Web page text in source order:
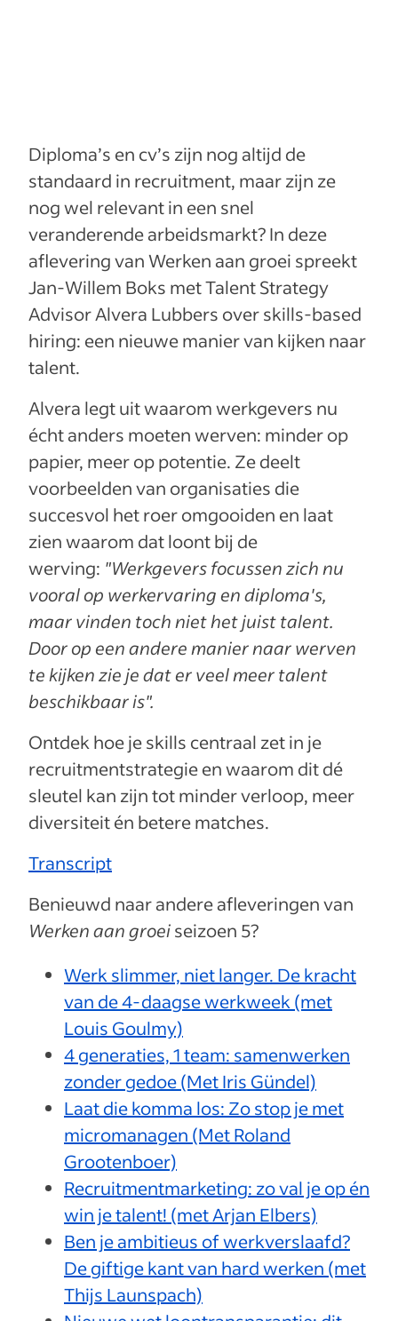
Diploma’s en cv’s zijn nog altijd de
standaard in recruitment, maar zijn ze
nog wel relevant in een snel
veranderende arbeidsmarkt? In deze
aflevering van Werken aan groei spreekt
Jan-Willem Boks met Talent Strategy
Advisor Alvera Lubbers over skills-based
hiring: een nieuwe manier van kijken naar
talent.
Alvera legt uit waarom werkgevers nu
écht anders moeten werven: minder op
papier, meer op potentie. Ze deelt
voorbeelden van organisaties die
succesvol het roer omgooiden en laat
zien waarom dat loont bij de
werving: "Werkgevers focussen zich nu
vooral op werkervaring en diploma's,
maar vinden toch niet het juist talent.
Door op een andere manier naar werven
te kijken zie je dat er veel meer talent
beschikbaar is".
Ontdek hoe je skills centraal zet in je
recruitmentstrategie en waarom dit dé
sleutel kan zijn tot minder verloop, meer
diversiteit én betere matches.
Transcript
Benieuwd naar andere afleveringen van
Werken aan groeiseizoen 5?
Werk slimmer, niet langer. De kracht
van de 4-daagse werkweek (met
Louis Goulmy)
4 generaties, 1 team: samenwerken
zonder gedoe (Met Iris Gündel)
Laat die komma los: Zo stop je met
micromanagen (Met Roland
Grootenboer)
Recruitmentmarketing: zo val je op én
win je talent! (met Arjan Elbers)
Ben je ambitieus of werkverslaafd?
De giftige kant van hard werken (met
Thijs Launspach)